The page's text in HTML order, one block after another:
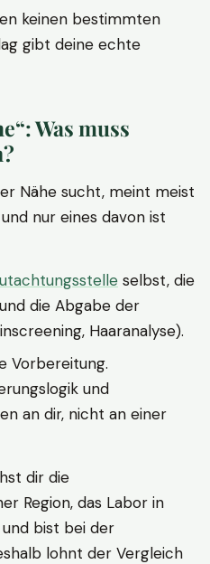
keinen bestimmten
gibt deine echte
Was muss
Nähe sucht, meint meist
nur eines davon ist
selbst, die
die Abgabe der
Haaranalyse).
Vorbereitung.
und
an dir, nicht an einer
dir die
Region, das Labor in
bist bei der
lohnt der Vergleich